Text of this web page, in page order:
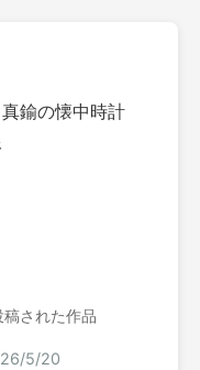
された作品
5/20